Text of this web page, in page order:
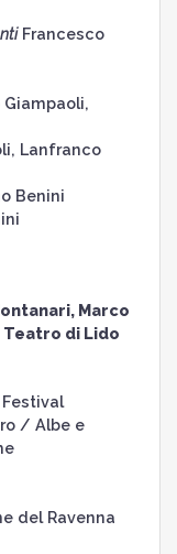
Francesco
Giampaoli,
Lanfranco
Benini
Marco
Teatro di Lido
Festival
/ Albe e
del Ravenna